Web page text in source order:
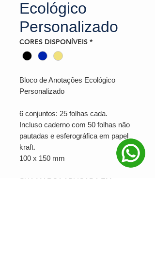
Ecológico
Personalizado
CORES DISPONÍVEIS *
Bloco de Anotações Ecológico
Personalizado
6 conjuntos: 25 folhas cada.
Incluso caderno com 50 folhas não
pautadas e esferográfica em papel
kraft.
100 x 150 mm
SUA MARCA APLICADA EM: